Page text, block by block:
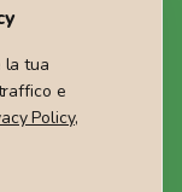
la tua
e
Policy,